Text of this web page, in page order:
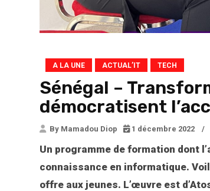
A LA UNE ACTUAL’IT TECH
Sénégal –
démocratisent
By Mamadou Diop 1 décembre 2022 /
Un programme de formation dont
connaissance en informatique.
offre aux jeunes. L’œuvre est